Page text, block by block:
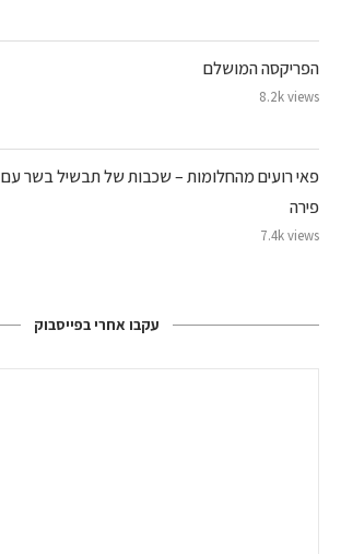
הפריקסה המושלם
8.2k views
פאי רועים מהחלומות – שכבות של תבשיל בשר עם
פירה
7.4k views
עקבו אחרי בפייסבוק